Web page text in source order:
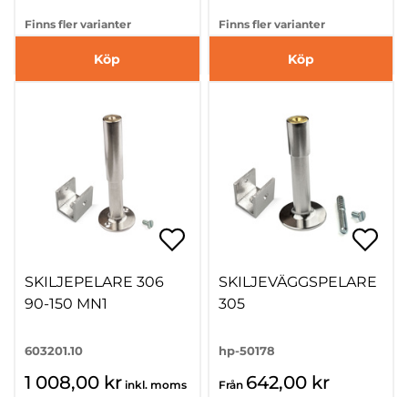
Finns fler varianter
Köp
Finns fler varianter
Köp
SKILJEPELARE 306
90-150 MN1
603201.10
1 008,00 kr inkl. moms
SKILJEVÄGGSPELARE
305
hp-50178
Från 642,00 kr